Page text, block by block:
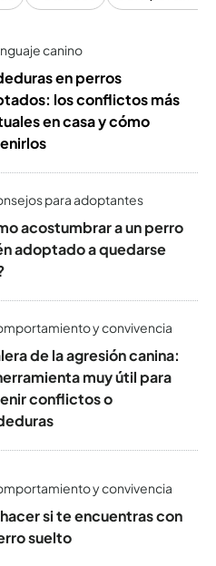
canino
en perros
los conflictos más
en casa y cómo
para adoptantes
acostumbrar a un perro
adoptado a quedarse
y convivencia
de la agresión canina:
muy útil para
conflictos o
y convivencia
si te encuentras con
suelto